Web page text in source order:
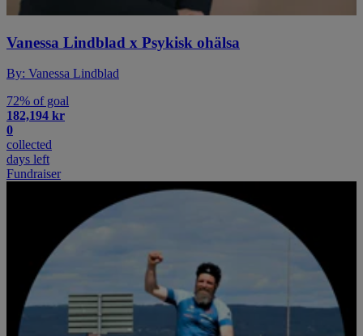
Vanessa Lindblad x Psykisk ohälsa
By: Vanessa Lindblad
72% of goal
182,194 kr
0
collected
days left
Fundraiser